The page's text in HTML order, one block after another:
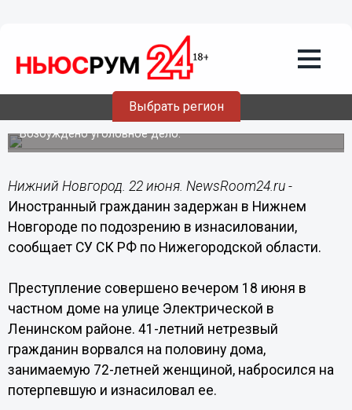
Выбрать регион
22.06.201512:14
Иностранец изнасиловал 72-летнюю
пенсионерку в Нижнем Новгороде
Возбуждено уголовное дело.
Нижний Новгород. 22 июня. NewsRoom24.ru -
Иностранный гражданин задержан в Нижнем
Новгороде по подозрению в изнасиловании,
сообщает СУ СК РФ по Нижегородской области.
Преступление совершено вечером 18 июня в
частном доме на улице Электрической в
Ленинском районе. 41-летний нетрезвый
гражданин ворвался на половину дома,
занимаемую 72-летней женщиной, набросился на
потерпевшую и изнасиловал ее.